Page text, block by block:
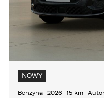
NOWY
Benzyna-2026-15 km-